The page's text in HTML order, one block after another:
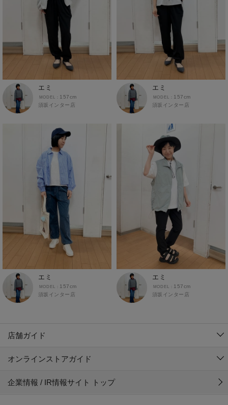
カーゴパンツ
クロップドパンツ・アンクルパンツ
ジョガーパンツ
スウェットパンツ
スカート
チノパン
デニム・ジーンズ
トラウザー
ハーフパンツ・ショートパンツ
レギンス
ロングパンツ
ワイドパンツ
インナー
あったかインナー
インナーシャツ
インナータイツ
ショーツ
ブラトップ
グッズ
ベルト
アクロスプラザ諫早店
あけのアクロス
ジャングルパーク
イオン都城
エミ
須坂インター店
157cm
エミ
須坂インター店
157cm
エミ
須坂インター店
157cm
エミ
須坂インター店
157cm
店舗ガイド
オンラインストアガイド
企業情報 / IR情報サイト トップ